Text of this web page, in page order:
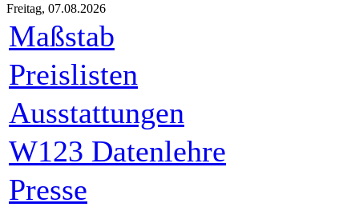
Freitag, 07.08.2026
Maßstab
Preislisten
Ausstattungen
W123 Datenlehre
Presse